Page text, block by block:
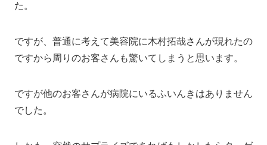
た。
ですが、普通に考えて美容院に木村拓哉さんが現れたの
ですから周りのお客さんも驚いてしまうと思います。
ですが他のお客さんが病院にいるふいんきはありません
でした。